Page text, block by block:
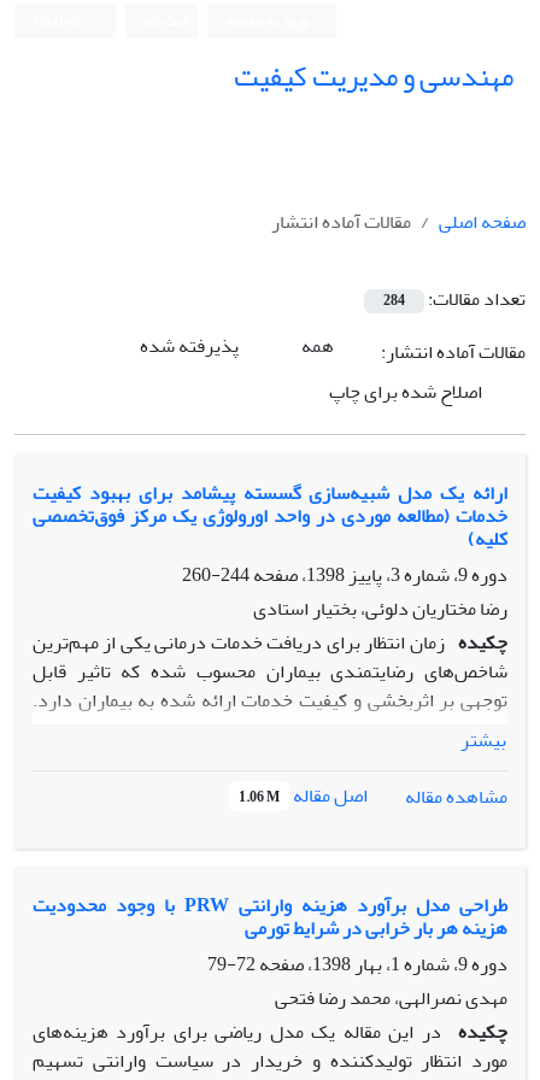
مهندسی و مدیریت کیفیت
صفحه اصلی مقالات آماده انتشار
تعداد مقالات: 284
مقالات آماده انتشار: همه
پذیرفته شده
اصلاح شده برای چاپ
ارائه یک مدل شبیه‌سازی گسسته ‌پیشامد برای بهبود کیفیت
خدمات (مطالعه موردی در واحد اورولوژی یک مرکز فوق‌تخصصی
کلیه)
دوره 9، شماره 3، پاییز 1398، صفحه
244-260
رضا مختاریان دلوئی، بختیار استادی
چکیده زمان انتظار برای دریافت خدمات درمانی یکی از مهم‌ترین
شاخص‌های رضایتمندی بیماران محسوب شده که تاثیر قابل
توجهی بر اثربخشی و کیفیت خدمات ارائه شده به بیماران دارد.
مطالعه شبیه‌سازی برای بهبود جریان بیمار، کاهش زمان انتظار و
افزایش رضایت بیماران به عنوان یک ابزار مؤثر به‌کار می‌رود.
مطالعه حاضر به بهبود کیفیت خدمات درمانی در یک واحد
اورولوژی واقع در یک مرکز فوق‌تخصصی کلیه در تهران، پرداخته
است. هدف از این مطالعه کاهش زمان انتظار، نرخ کنسلی بیماران
(ESWL) بوده است. یک مدل شبیه‌سازی گسسته‌پیشامد با
استفاده از نرم‌افزار iGrafx توسعه یافته که از آن به همراه
نرم‌افزار MATLAB، جهت تشکیل و ارزیابی سناریو‌های بهبود‌‌
دهنده واحد اورولوژی در سه دسته شامل تغییر زمان‌بندی حضور
تکنسین‌ها در طی شیفت‌های کاری، تغییر زمان‌بندی مراجعه
بیماران و نیز بررسی عوامل کاهش دهنده نرخ کنسلی بیماران،
بیشتر
مشاهده مقاله
اصل مقاله 1.06 M
طراحی مدل برآورد هزینه وارانتی PRW با وجود محدودیت
هزینه هر بار خرابی در شرایط تورمی
دوره 9، شماره 1، بهار 1398، صفحه
72-79
مهدی نصرالهی، محمد رضا فتحی
چکیده در این مقاله یک مدل ریاضی برای برآورد هزینه‌های
مورد انتظار تولیدکننده و خریدار در سیاست وارانتی تسهیم